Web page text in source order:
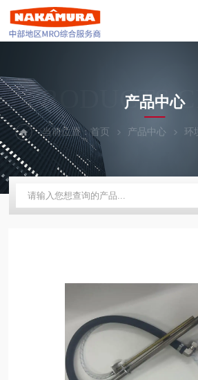
PRODUCTS
产品中心
当前位置：首页 产品中心